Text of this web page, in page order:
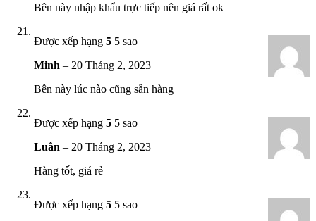
Bên này nhập khẩu trực tiếp nên giá rất ok
Được xếp hạng 5 5 sao
Minh – 20 Tháng 2, 2023
Bên này lúc nào cũng sẵn hàng
Được xếp hạng 5 5 sao
Luân – 20 Tháng 2, 2023
Hàng tốt, giá rẻ
Được xếp hạng 5 5 sao